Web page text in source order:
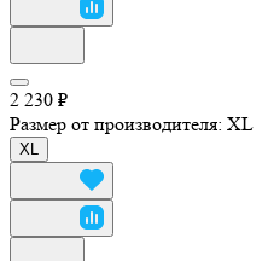
2 230 ₽
Размер от производителя: XL
XL